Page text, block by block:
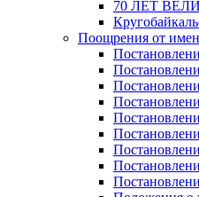
70 ЛЕТ
Поощрения от